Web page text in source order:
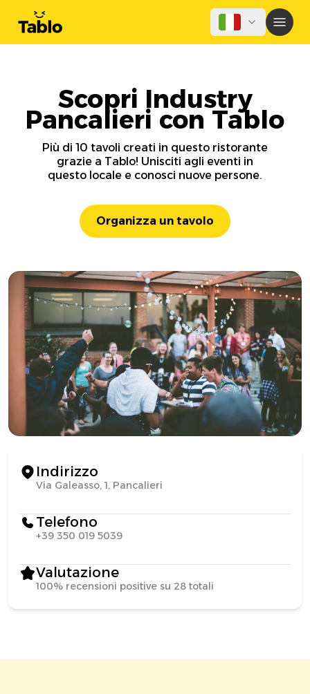
Scopri Industry
Pancalieri con Tablo
Più di 10 tavoli creati in questo ristorante
grazie a Tablo! Unisciti agli eventi in
questo locale e conosci nuove persone.
Organizza un tavolo
Indirizzo
Via Galeasso, 1, Pancalieri
Telefono
+39 350 019 5039
Valutazione
100% recensioni positive su 28 totali